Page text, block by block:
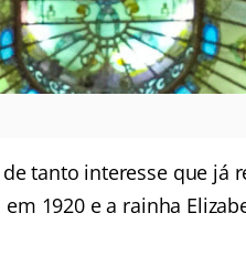
tanto interesse que já
1920 e a rainha